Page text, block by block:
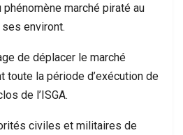
marché piraté au
environt.
de déplacer le marché
toute la période d’exécution de
de l’ISGA.
civiles et militaires de